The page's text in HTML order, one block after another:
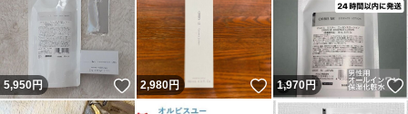
5,950円 いいね！
2,980円 いいね！
1,970円